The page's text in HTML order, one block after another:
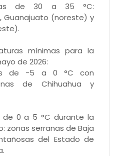
de 30 a 35 °C:
Guanajuato (noreste) y
mínimas para la
de 2026:
de -5 a 0 °C con
de Chihuahua y
de 0 a 5 °C durante la
zonas serranas de Baja
del Estado de